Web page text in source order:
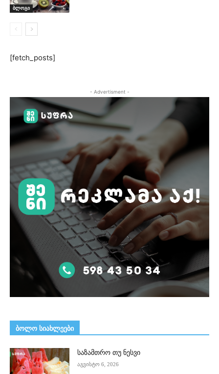
ბლოგი
[fetch_posts]
- Advertisment -
ᲑᲝᲚᲝ ᲡᲘᲐᲮᲚᲔᲔᲑᲘ
საზამთრო თუ ნესვი
აგვისტო 6, 2026